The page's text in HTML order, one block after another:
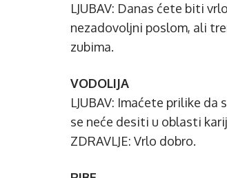
LJUBAV: Danas ćete biti
nezadovoljni poslom, ali
zubima.
VODOLIJA
LJUBAV: Imaćete prilike
se neće desiti u oblasti
ZDRAVLJE: Vrlo dobro.